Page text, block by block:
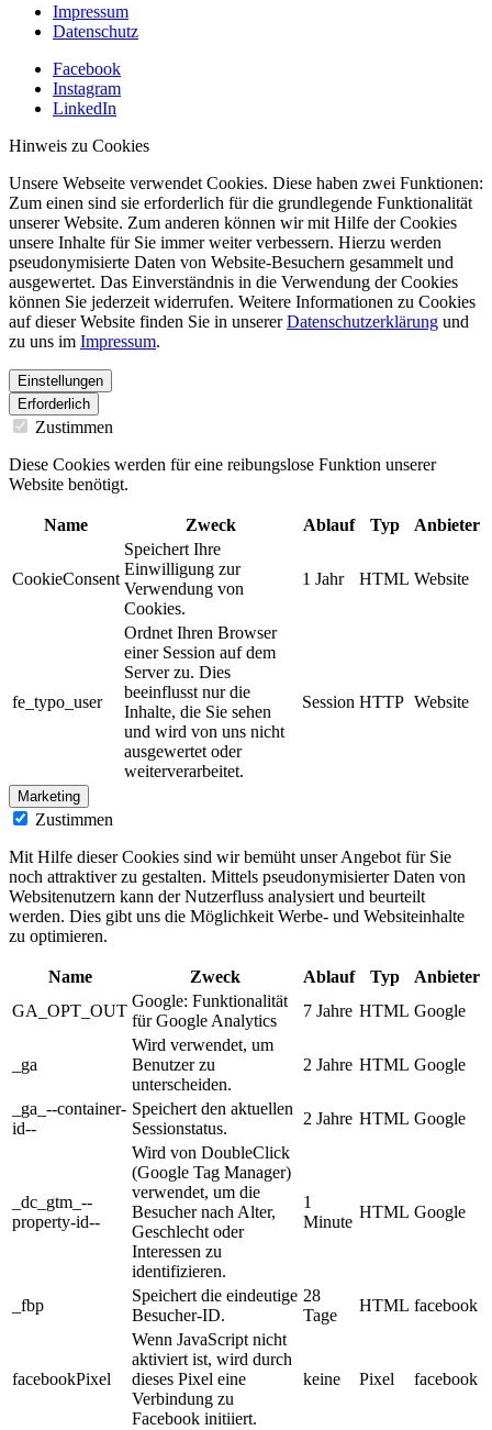
Impressum
Datenschutz
Facebook
Instagram
LinkedIn
Hinweis zu Cookies
Unsere Webseite verwendet Cookies. Diese haben zwei Funktionen:
Zum einen sind sie erforderlich für die grundlegende Funktionalität
unserer Website. Zum anderen können wir mit Hilfe der Cookies
unsere Inhalte für Sie immer weiter verbessern. Hierzu werden
pseudonymisierte Daten von Website-Besuchern gesammelt und
ausgewertet. Das Einverständnis in die Verwendung der Cookies
können Sie jederzeit widerrufen. Weitere Informationen zu Cookies
auf dieser Website finden Sie in unsererDatenschutzerklärung und
zu uns im Impressum.
Einstellungen
Erforderlich
Zustimmen
Diese Cookies werden für eine reibungslose Funktion unserer
Website benötigt.
Name Zweck Ablauf Typ Anbieter
CookieConsent
Speichert Ihre
Einwilligung zur
Verwendung von
Cookies.
1 Jahr HTML Website
fe_typo_user
Ordnet Ihren Browser
einer Session auf dem
Server zu. Dies
beeinflusst nur die
Inhalte, die Sie sehen
und wird von uns nicht
ausgewertet oder
weiterverarbeitet.
Session HTTP Website
Marketing
Zustimmen
Mit Hilfe dieser Cookies sind wir bemüht unser Angebot für Sie
noch attraktiver zu gestalten. Mittels pseudonymisierter Daten von
Websitenutzern kann der Nutzerfluss analysiert und beurteilt
werden. Dies gibt uns die Möglichkeit Werbe- und Websiteinhalte
zu optimieren.
Name Zweck Ablauf Typ
Anbieter
GA_OPT_OUT
Google: Funktionalität
für Google Analytics
7 Jahre HTML Google
_ga
Wird verwendet, um
Benutzer zu
unterscheiden.
2 Jahre HTML Google
_ga_--container-
id--
Speichert den aktuellen
Sessionstatus.
2 Jahre HTML Google
_dc_gtm_--
property-id--
Wird von DoubleClick
(Google Tag Manager)
verwendet, um die
Besucher nach Alter,
Geschlecht oder
Interessen zu
identifizieren.
1
Minute
HTML Google
_fbp
Speichert die eindeutige
Besucher-ID.
28
Tage
HTML facebook
facebookPixel
Wenn JavaScript nicht
aktiviert ist, wird durch
dieses Pixel eine
Verbindung zu
Facebook initiiert.
keine Pixel facebook